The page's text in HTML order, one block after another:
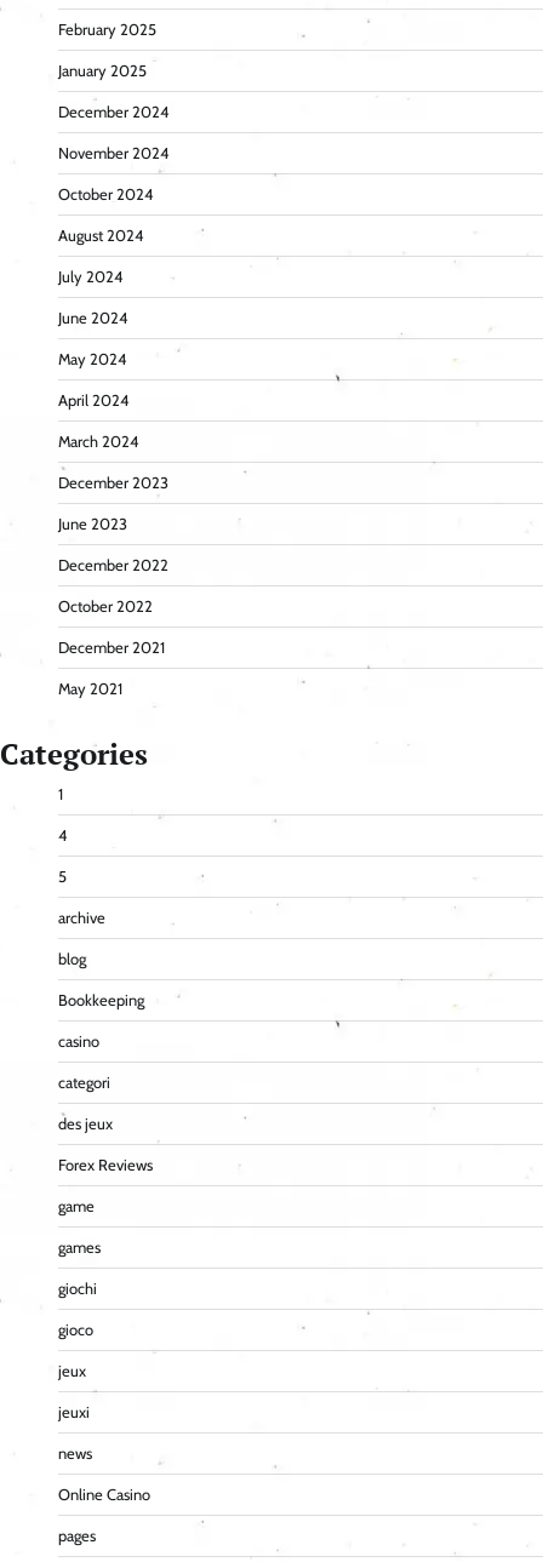
February 2025
January 2025
December 2024
November 2024
October 2024
August 2024
July 2024
June 2024
May 2024
April 2024
March 2024
December 2023
June 2023
December 2022
October 2022
December 2021
May 2021
Categories
1
4
5
archive
blog
Bookkeeping
casino
categori
des jeux
Forex Reviews
game
games
giochi
gioco
jeux
jeuxi
news
Online Casino
pages